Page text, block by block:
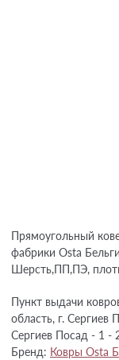
Прямоугольный
фабрики Osta
Шерсть,ПП,ПЭ,
Пункт выдачи
область, г. Сергиев
Сергиев Посад - 1 -
Бренд: Ковры Osta